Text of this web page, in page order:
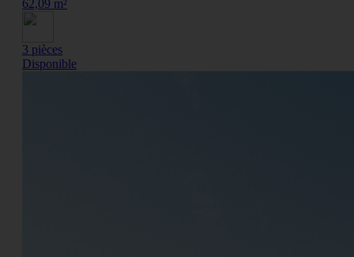
62,09 m²
3 pièces
Disponible